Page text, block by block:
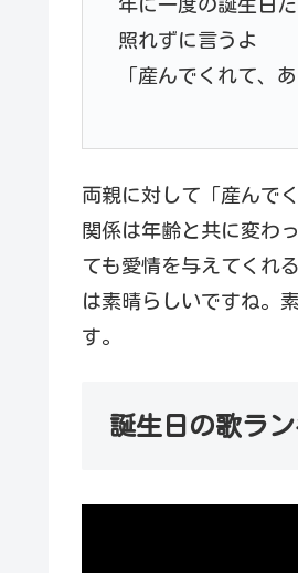
年に一度の誕生日
照れずに言うよ
「産んでくれて、
両親に対して「産んで
関係は年齢と共に変わ
ても愛情を与えてくれ
は素晴らしいですね。
す。
誕生日の歌ラ